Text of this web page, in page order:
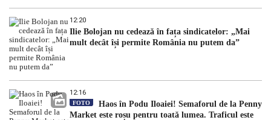
12:20
Ilie Bolojan nu cedează în fața sindicatelor: „Mai
mult decât își permite România nu putem da”
12:16
FOTO
Haos în Podu Iloaiei! Semaforul de la Penny
Market este roșu pentru toată lumea. Traficul este